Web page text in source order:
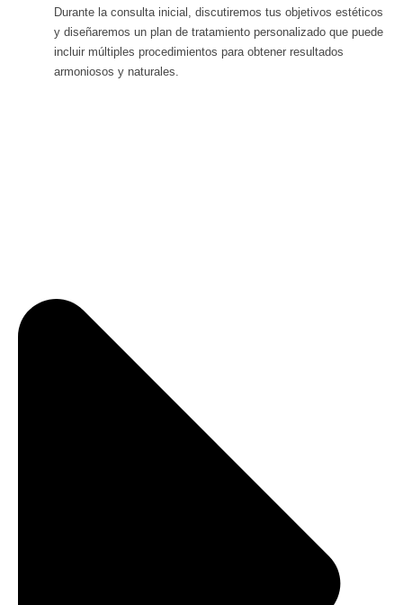
Durante la consulta inicial, discutiremos tus objetivos estéticos
y diseñaremos un plan de tratamiento personalizado que puede
incluir múltiples procedimientos para obtener resultados
armoniosos y naturales.